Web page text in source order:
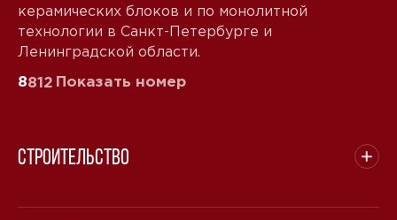
керамических блоков и по монолитной
технологии в Санкт-Петербурге и
Ленинградской области.
8812 Показать номер
Строительство